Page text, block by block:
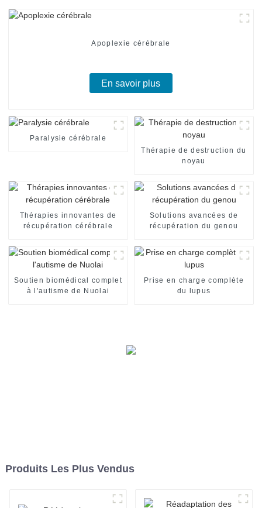
Apoplexie cérébrale
En savoir plus
Paralysie cérébrale
Thérapie de destruction du
noyau
Thérapies innovantes de
récupération cérébrale
Solutions avancées de
récupération du genou
Soutien biomédical complet
à l'autisme de Nuolai
Prise en charge complète
du lupus
Produits Les Plus Vendus